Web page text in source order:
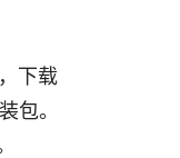
下载
包。